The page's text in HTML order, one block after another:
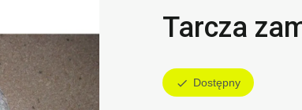
Tarcza
check Dostępny